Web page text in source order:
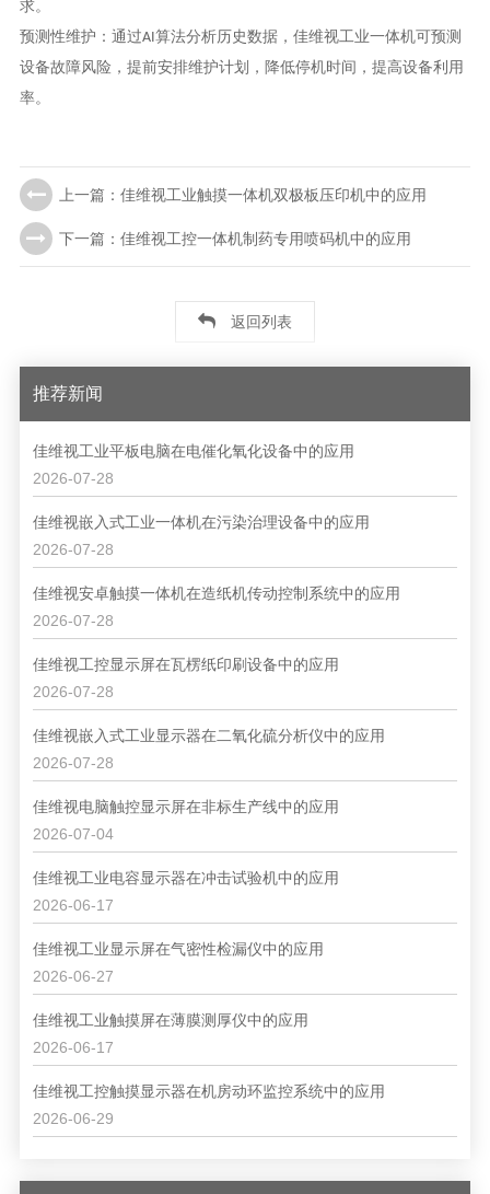
求。
预测性维护 ：通过AI算法分析历史数据，佳维视工业一体机可预测
设备故障风险，提前安排维护计划，降低停机时间，提高设备利用
率。
上一篇：佳维视工业触摸一体机双极板压印机中的应用
下一篇：佳维视工控一体机制药专用喷码机中的应用
返回列表
推荐新闻
佳维视工业平板电脑在电催化氧化设备中的应用
2026-07-28
佳维视嵌入式工业一体机在污染治理设备中的应用
2026-07-28
佳维视安卓触摸一体机在造纸机传动控制系统中的应用
2026-07-28
佳维视工控显示屏在瓦楞纸印刷设备中的应用
2026-07-28
佳维视嵌入式工业显示器在二氧化硫分析仪中的应用
2026-07-28
佳维视电脑触控显示屏在非标生产线中的应用
2026-07-04
佳维视工业电容显示器在冲击试验机中的应用
2026-06-17
佳维视工业显示屏在气密性检漏仪中的应用
2026-06-27
佳维视工业触摸屏在薄膜测厚仪中的应用
2026-06-17
佳维视工控触摸显示器在机房动环监控系统中的应用
2026-06-29